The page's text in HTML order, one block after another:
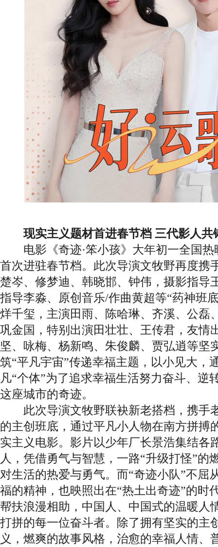
现实主义题材首进春节档 三代影人共
电影《奇迹·笨小孩》大年初一全国热
首次进驻春节档。此次导演文牧野再度携
楚岑、修梦迪、韩晓邯、钟伟，摄影指导
指导李淼、原创音乐/作曲黄超等“药神班
烊千玺，主演田雨、陈哈琳、齐溪、公磊
巩金国，特别出演田壮壮、王传君，友情
坚、咏梅、杨新鸣、朱俊麟、贾弘逍等坚
筑“平凡宇宙”传递幸福主题，以小见大，
凡“个体”为了追求幸福生活努力奋斗、逆
这座城市的奇迹。
此次导演文牧野联袂新老搭档，携手
的主创班底，通过平凡小人物在南方拼搏
实主义电影。影片以少年厂长景浩集结各
人，凭借勇气与智慧，一路“升级打怪”的
对生活的热爱与勇气。而“奇迹小队”不屈
福的精神，也映照出在“热土出奇迹”的时
帮扶浪漫相助，中国人、中国式的温暖人
打拼的每一位奋斗者。除了拥有坚实的主
义，燃爽的故事风格，治愈的幸福人情、